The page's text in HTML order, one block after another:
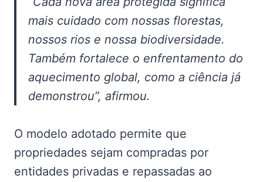
mais cuidado com nossas florestas,
nossos rios e nossa biodiversidade.
Também fortalece o enfrentamento do
aquecimento global, como a ciência já
demonstrou”, afirmou.
O modelo adotado permite que
propriedades sejam compradas por
entidades privadas e repassadas ao